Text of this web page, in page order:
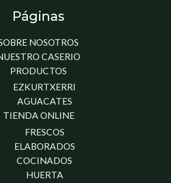
Páginas
NOSOTROS
CASERIO
PRODUCTOS
EZKURTXERRI
AGUACATES
TIENDA ONLINE
FRESCOS
ELABORADOS
COCINADOS
HUERTA